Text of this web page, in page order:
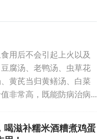
用南瓜可以帮助维持
并且能在一定程度上
适量摄入，避免过量
饮食来调理身体状
用后不会引起上火以及
腐汤、老鸭汤、虫草花
黄芪当归黄鳝汤、白菜
非常高，既能防病治病...
喝滋补糯米酒糟煮鸡蛋